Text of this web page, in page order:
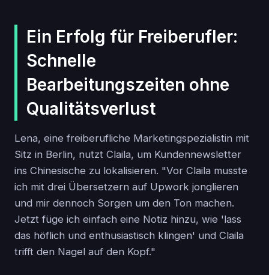
Ein Erfolg für Freiberufler:
Schnelle
Bearbeitungszeiten ohne
Qualitätsverlust
Lena, eine freiberufliche Marketingspezialistin mit
Sitz in Berlin, nutzt Claila, um Kundennewsletter
ins Chinesische zu lokalisieren. "Vor Claila musste
ich mit drei Übersetzern auf Upwork jonglieren
und mir dennoch Sorgen um den Ton machen.
Jetzt füge ich einfach eine Notiz hinzu, wie 'lass
das höflich und enthusiastisch klingen' und Claila
trifft den Nagel auf den Kopf."